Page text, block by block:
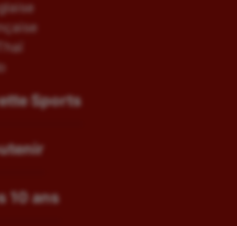
Sports
10 ans